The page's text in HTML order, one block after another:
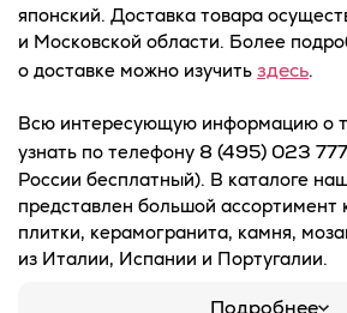
японский. Доставка товара
и Московской области. Более
о доставке можно изучить здесь.
Всю интересующую информацию о
узнать по телефону 8 (495) 023
России бесплатный). В каталоге
представлен большой ассортимент
плитки, керамогранита, камня,
из Италии, Испании и Португалии.
Подробнее